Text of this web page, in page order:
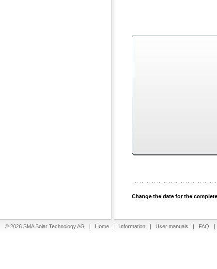
Change the date for the
© 2026 SMA Solar Technology AG | Home | Information | User manuals | FAQ